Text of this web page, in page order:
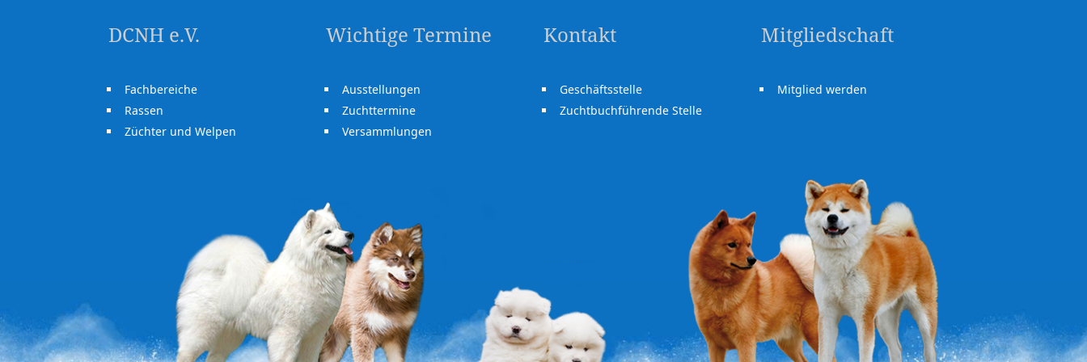
DCNH e.V.
Fachbereiche
Rassen
Züchter und Welpen
Wichtige Termine
Ausstellungen
Zuchttermine
Versammlungen
Kontakt
Geschäftsstelle
Zuchtbuchführende Stelle
Mitgliedschaft
Mitglied werden